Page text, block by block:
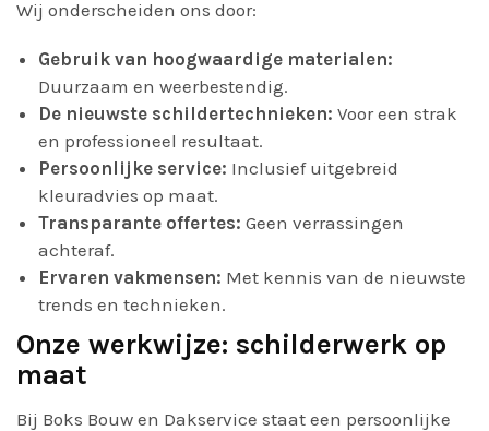
Wij onderscheiden ons door:
Gebruik van hoogwaardige materialen:
Duurzaam en weerbestendig.
De nieuwste schildertechnieken: Voor een strak
en professioneel resultaat.
Persoonlijke service: Inclusief uitgebreid
kleuradvies op maat.
Transparante offertes: Geen verrassingen
achteraf.
Ervaren vakmensen: Met kennis van de nieuwste
trends en technieken.
Onze werkwijze: schilderwerk op
maat
Bij Boks Bouw en Dakservice staat een persoonlijke